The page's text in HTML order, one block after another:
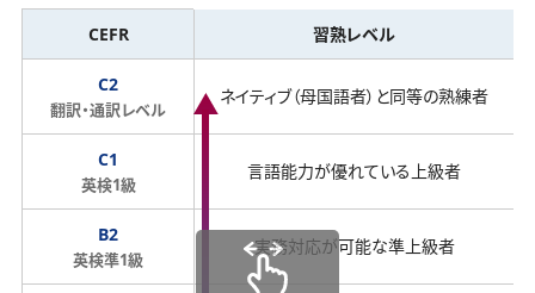
CEFR 習熟レベル
C2
翻訳・通訳レベル
ネイティブ（母国語者）と同等の熟練者
C1
英検1級
言語能力が優れている上級者
B2
英検準1級
実務対応が可能な準上級者